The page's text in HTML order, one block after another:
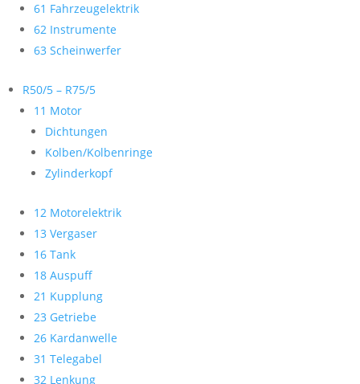
61 Fahrzeugelektrik
62 Instrumente
63 Scheinwerfer
R50/5 – R75/5
11 Motor
Dichtungen
Kolben/Kolbenringe
Zylinderkopf
12 Motorelektrik
13 Vergaser
16 Tank
18 Auspuff
21 Kupplung
23 Getriebe
26 Kardanwelle
31 Telegabel
32 Lenkung